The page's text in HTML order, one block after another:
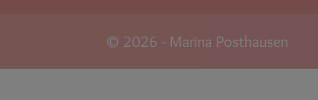
© 2026 - Marina Posthausen